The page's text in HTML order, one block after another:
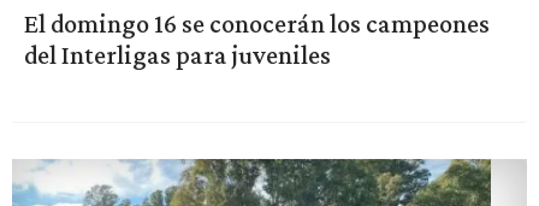
El domingo 16 se conocerán los campeones
del Interligas para juveniles